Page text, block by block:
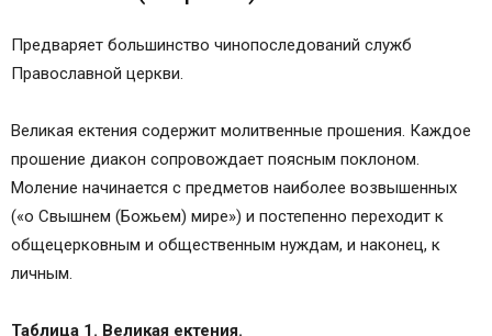
Предваряет большинство чинопоследований служб
Православной церкви.
Великая ектения содержит молитвенные прошения. Каждое
прошение диакон сопровождает поясным поклоном.
Моление начинается с предметов наиболее возвышенных
(«о Свышнем (Божьем) мире») и постепенно переходит к
общецерковным и общественным нуждам, и наконец, к
личным.
Таблица 1. Великая ектения.